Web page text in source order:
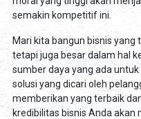
semakin kompetitif ini.
Mari kita bangun bisnis yang
tetapi juga besar dalam hal
sumber daya yang ada
solusi yang dicari oleh
memberikan yang terbaik
kredibilitas bisnis Anda akan